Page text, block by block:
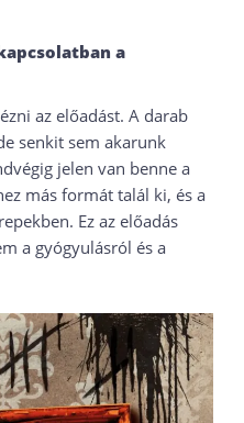
a
az előadást. A darab
senkit sem akarunk
jelen van benne a
más formát talál ki, és a
Ez az előadás
a gyógyulásról és a